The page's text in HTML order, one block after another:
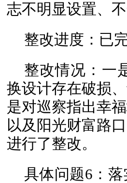
志不明显设置、不
整改进度：已完
整改情况：一
换设计存在破损
是对巡察指出幸
以及阳光财富路
进行了整改。
具体问题6：